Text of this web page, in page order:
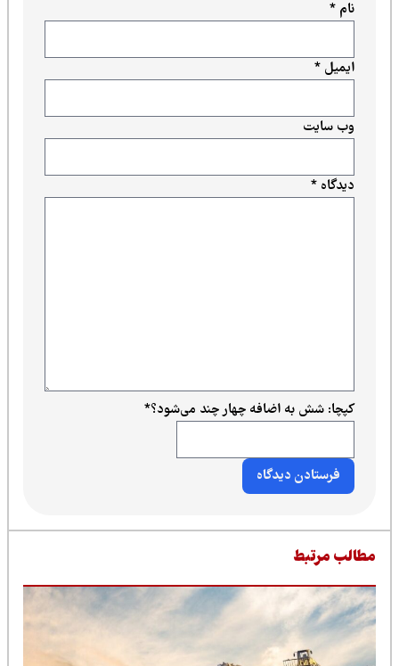
دیدگاه*
ایمیل*
وب‌ سایت
کپچا: شش به اضافه چهار چند می‌شود؟*
مرتبط